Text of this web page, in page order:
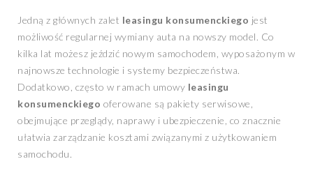
Jedną z głównych zalet leasingu konsumenckiego jest
możliwość regularnej wymiany auta na nowszy model. Co
kilka lat możesz jeździć nowym samochodem, wyposażonym w
najnowsze technologie i systemy bezpieczeństwa.
Dodatkowo, często w ramach umowy leasingu
konsumenckiego oferowane są pakiety serwisowe,
obejmujące przeglądy, naprawy i ubezpieczenie, co znacznie
ułatwia zarządzanie kosztami związanymi z użytkowaniem
samochodu.